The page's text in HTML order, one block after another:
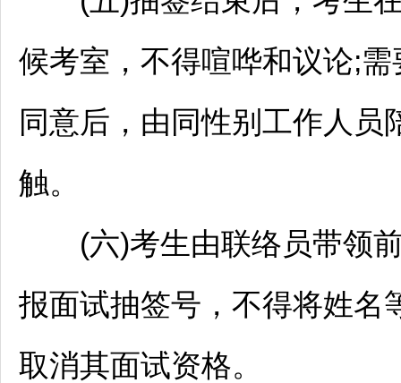
候考室，不得喧哗和议论;
同意后，由同性别工作人
触。
(六)考生由联络员带领前
报面试抽签号，不得将姓名
取消其面试资格。